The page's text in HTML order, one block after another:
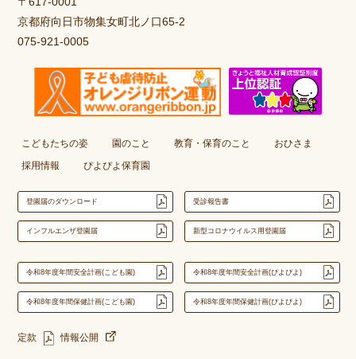
京都府向日市物集女町北ノ口65-2
075-921-0005
こどもたちの姿 園のこと 教育・保育のこと
おひさま
採用情報
ぴよぴよ保育園
登園届のダウンロード 受診報告書
インフルエンザ登園届 新型コロナウイルス用登園届
令和8年度年間安全計画(こども園) 令和8年度年間安全計画(ぴよぴよ)
令和8年度年間保健計画(こども園) 令和8年度年間保健計画(ぴよぴよ)
定款 情報公開